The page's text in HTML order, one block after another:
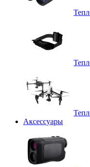
Аксессуары